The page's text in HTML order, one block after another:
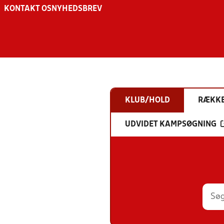
KONTAKT OS NYHEDSBREV
KLUB/HOLD
UDVIDET KAMPSØGNING